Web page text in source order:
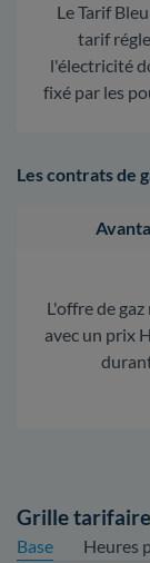
Le Tarif
tarif
l'électricité
fixé par les
Les contrats de
L'offre de
avec un prix
Grille
Base
Heures